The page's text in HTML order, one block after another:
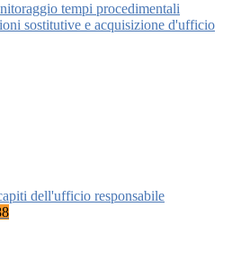
tempi procedimentali
sostitutive e acquisizione d'ufficio
dell'ufficio responsabile